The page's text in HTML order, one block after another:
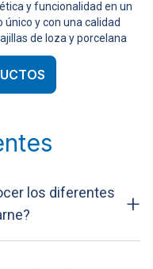
y funcionalidad en un
y con una calidad
de loza y porcelana
los diferentes
+